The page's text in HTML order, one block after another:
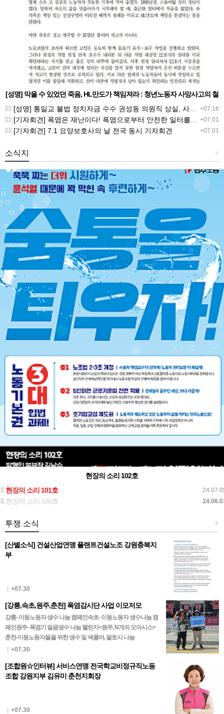
[성명] 막을 수 있었던 죽음, HL만도가 책임져라 : 청년노동자 사망사고의 철
저한 진상규명과 재발방지 대책 마련하라
+07.16
[성명] 통일교 불법 정치자금 수수 권성동 의원직 상실, 사필귀정이다
+07.01
[기자회견] 폭염은 재난이다! 폭염으로부터 안전한 일터를 위한 민주노총 강원지역본부 폭염감시단 선포 기자회견
+07.01
[기자회견] 7.1 요양보호사의 날 전국 동시 기자회견
+
소식지
현장의 소리 102호
현장의 소리 101호
현장의 소리 100호
+
투쟁 소식
[산별소식] 건설산업연맹 플랜트건설노조 강원충북지
부
| +07.30
[강릉,속초,원주,춘천] 폭염감시단 사업 이모저모
강릉- 이동노동자 생수 나눔 캠페인속초- 이동노동자 생수나눔 캠
페인원주- 폭염기 얼음생수 나눔 챌린지<원주, N개의 오아시스>
춘천-이동노동자들을 위한 생수 및 넥쿨러, 팔토시 나눔
| +07.30
[조합원☆인터뷰] 서비스연맹 전국학교비정규직노동
조합 강원지부 김유미 춘천지회장
| +07.30